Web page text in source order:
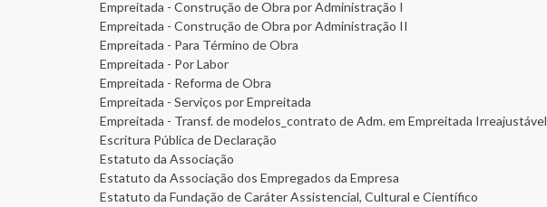
Empreitada - Construção de Obra por Administração I
Empreitada - Construção de Obra por Administração II
Empreitada - Para Término de Obra
Empreitada - Por Labor
Empreitada - Reforma de Obra
Empreitada - Serviços por Empreitada
Empreitada - Transf. de modelos_contrato de Adm. em Empreitada Irreajustável
Escritura Pública de Declaração
Estatuto da Associação
Estatuto da Associação dos Empregados da Empresa
Estatuto da Fundação de Caráter Assistencial, Cultural e Científico